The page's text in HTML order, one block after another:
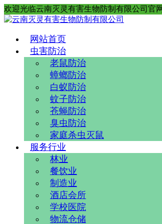
欢迎光临云南灭灵有害生物防制有限公司官
网站首页
虫害防治
老鼠防治
蟑螂防治
白蚁防治
蚊子防治
苍蝇防治
臭虫防治
家庭杀虫灭鼠
服务行业
林业
餐饮业
制造业
酒店会所
学校医院
物流仓储